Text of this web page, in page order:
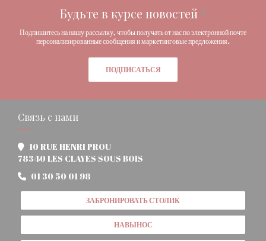
Будьте в курсе новостей *
Подпишитесь на нашу рассылку, чтобы получать от нас по электронной почте
персонализированные сообщения и маркетинговые предложения.
ПОДПИСАТЬСЯ
Связь с нами
10 RUE HENRI PROU
78340 LES CLAYES SOUS BOIS
01 30 50 01 98
ЗАБРОНИРОВАТЬ СТОЛИК
НАВЫНОС